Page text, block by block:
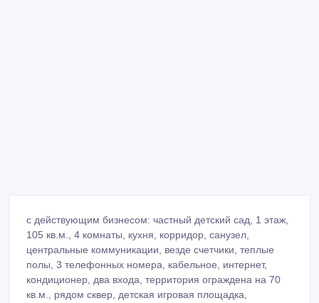
с действующим бизнесом: частный детский сад, 1 этаж,
105 кв.м., 4 комнаты, кухня, корридор, санузел,
центральные коммуникации, везде счетчики, теплые
полы, 3 телефонных номера, кабельное, интернет,
кондиционер, два входа, территория ограждена на 70
кв.м., рядом сквер, детская игровая площадка,